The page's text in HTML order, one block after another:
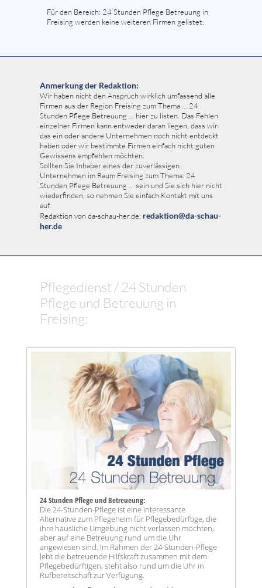
Für den Bereich: 24 Stunden Pflege Betreuung in
Freising werden keine weiteren Firmen gelistet.
Anmerkung der Redaktion:
Wir haben nicht den Anspruch wirklich umfassend alle
Firmen aus der Region Freising zum Thema ... 24
Stunden Pflege Betreuung ... hier zu listen. Das Fehlen
einzelner Firmen kann entweder daran liegen, dass wir
das ein oder andere Unternehmen noch nicht entdeckt
haben oder wir bestimmte Firmen einfach nicht guten
Gewissens empfehlen möchten.
Sollten Sie Inhaber eines der zuverlässigen
Unternehmen im Raum Freising zum Thema: 24
Stunden Pflege Betreuung ... sein und Sie sich hier nicht
wiederfinden, so nehmen Sie einfach Kontakt mit uns
auf.
Redaktion von da-schau-her.de: redaktion@da-schau-
her.de
Pflegedienst / 24 Stunden
Pflege und Betreuung in
Freising:
24 Stunden Pflege und Betreueung:
Die 24-Stunden-Pflege ist eine interessante
Alternative zum Pflegeheim für Pflegebedürftige, die
ihre häusliche Umgebung nicht verlassen möchten,
aber auf eine Betreuung rund um die Uhr
angewiesen sind. Im Rahmen der 24-Stunden-Pflege
lebt die betreuende Hilfskraft zusammen mit dem
Pflegebedürftigen, steht also rund um die Uhr in
Rufbereitschaft zur Verfügung.